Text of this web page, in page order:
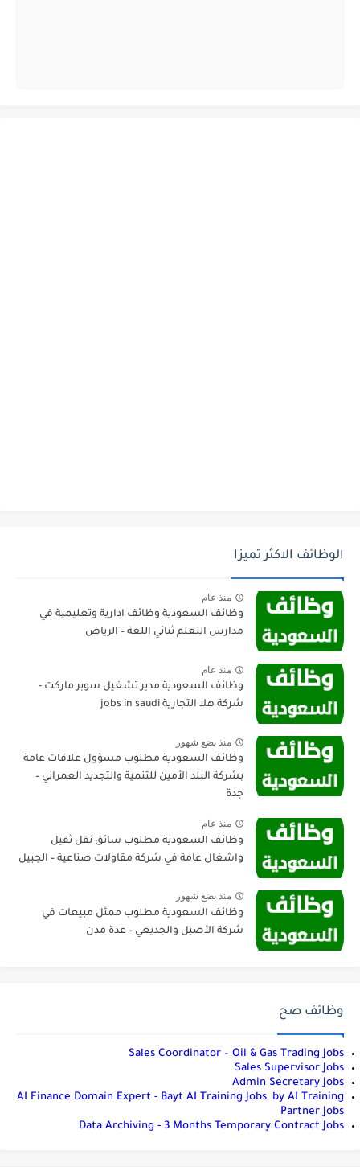
الوظائف الاكثر تميزا
منذ عام
وظائف السعودية وظائف ادارية وتعليمية في
مدارس التعلم ثنائي اللغة – الرياض
منذ عام
وظائف السعودية مدير تشغيل سوبر ماركت -
شركة هلا التجارية jobs in saudi
منذ بضع شهور
وظائف السعودية مطلوب مسؤول علاقات عامة
بشركة البلد الأمين للتنمية والتجديد العمراني –
جدة
منذ عام
وظائف السعودية مطلوب سائق نقل ثقيل
واشغال عامة في شركة مقاولات صناعية – الجبيل
منذ بضع شهور
وظائف السعودية مطلوب ممثل مبيعات في
شركة الأصيل والجديعي – عدة مدن
وظائف صح
Sales Coordinator – Oil & Gas Trading Jobs
Sales Supervisor Jobs
Admin Secretary Jobs
AI Finance Domain Expert - Bayt AI Training Jobs, by AI Training
Partner Jobs
Data Archiving - 3 Months Temporary Contract Jobs